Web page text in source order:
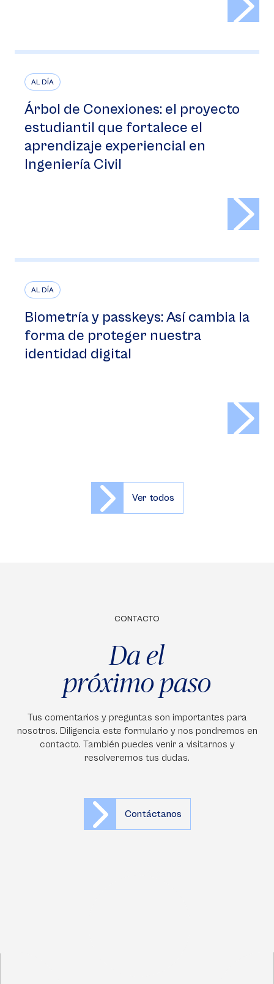
AL DÍA
Árbol de Conexiones: el proyecto
estudiantil que fortalece el
aprendizaje experiencial en
Ingeniería Civil
AL DÍA
Biometría y passkeys: Así cambia la
forma de proteger nuestra
identidad digital
Ver todos
CONTACTO
Da el
próximo paso
Tus comentarios y preguntas son importantes para
nosotros. Diligencia este formulario y nos pondremos en
contacto. También puedes venir a visitarnos y
resolveremos tus dudas.
Contáctanos